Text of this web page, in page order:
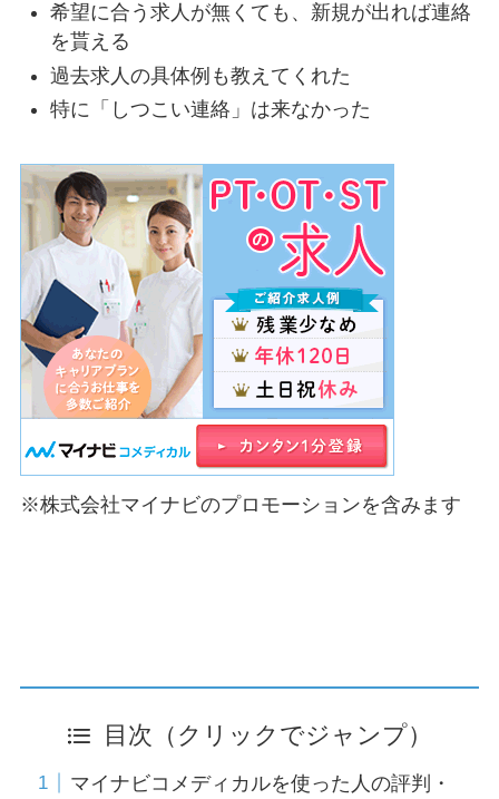
希望に合う求人が無くても、新規が出れば連絡
を貰える
過去求人の具体例も教えてくれた
特に「しつこい連絡」は来なかった
※株式会社マイナビのプロモーションを含みます
目次（クリックでジャンプ）
マイナビコメディカルを使った人の評判・